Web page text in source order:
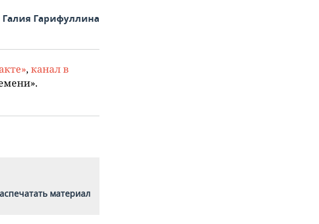
Галия Гарифуллина
, канал в
материал